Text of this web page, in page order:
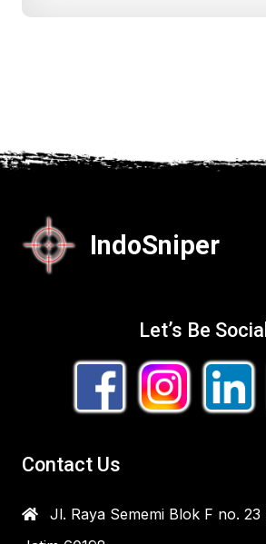
IndoSniper
Let’s Be Social
Contact Us
Jl. Raya Sememi Blok F no.